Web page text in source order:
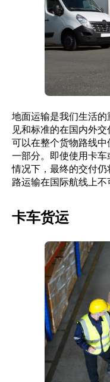
地面运输是我们生活
见和标准的在国内外
可以在整个货物路线
一部分。即使使用卡
情况下，最终的交付
路运输在国际航线上不
卡车货运